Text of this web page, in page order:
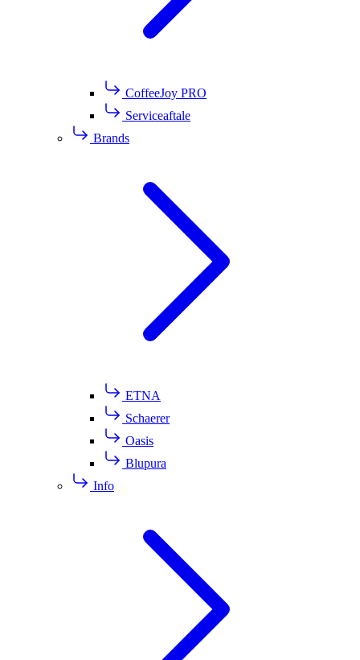
CoffeeJoy PRO
Serviceaftale
Brands
ETNA
Schaerer
Oasis
Blupura
Info